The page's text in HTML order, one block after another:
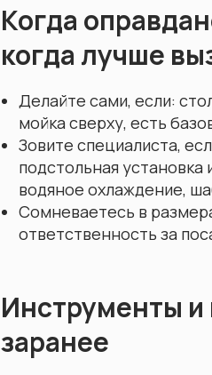
Когда
когда лучше
Делайте сами, если:
мойка сверху, есть
Зовите специалиста,
подстольная
водяное охлаждение,
Сомневаетесь в
ответственность за
Инструменты и
заранее